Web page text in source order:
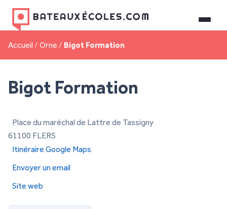
Accueil / Orne / Bigot Formation
Bigot Formation
Place du maréchal de Lattre de Tassigny
61100 FLERS
Itinéraire Google Maps
Envoyer un email
Site web